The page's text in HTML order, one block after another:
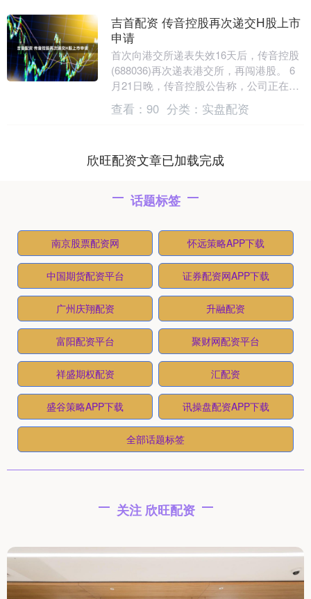
吉首配资 传音控股再次递交H股上市
申请
首次向港交所递表失效16天后，传音控股
(688036)再次递表港交所，再闯港股。 6
月21日晚，传音控股公告称，公司正在进
行申请发行股份（H股）并在香港联合交
易....
查看： 90 分类： 实盘配资
欣旺配资文章已加载完成
话题标签
南京股票配资网 怀远策略APP下载
中国期货配资平台 证券配资网APP下载
广州庆翔配资 升融配资
富阳配资平台 聚财网配资平台
祥盛期权配资 汇配资
盛谷策略APP下载 讯操盘配资APP下载
全部话题标签
关注 欣旺配资